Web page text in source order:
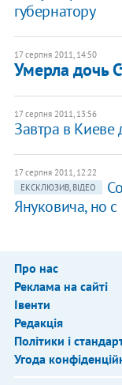
губернатору
17 серпня 2011, 14:50
Умерла дочь
17 серпня 2011, 13:56
Завтра в Киеве
17 серпня 2011, 12:22
ЕКСКЛЮЗИВ, ВІДЕО
Януковича, но
Про нас
Реклама на сайті
Івенти
Редакція
Політики і
Угода